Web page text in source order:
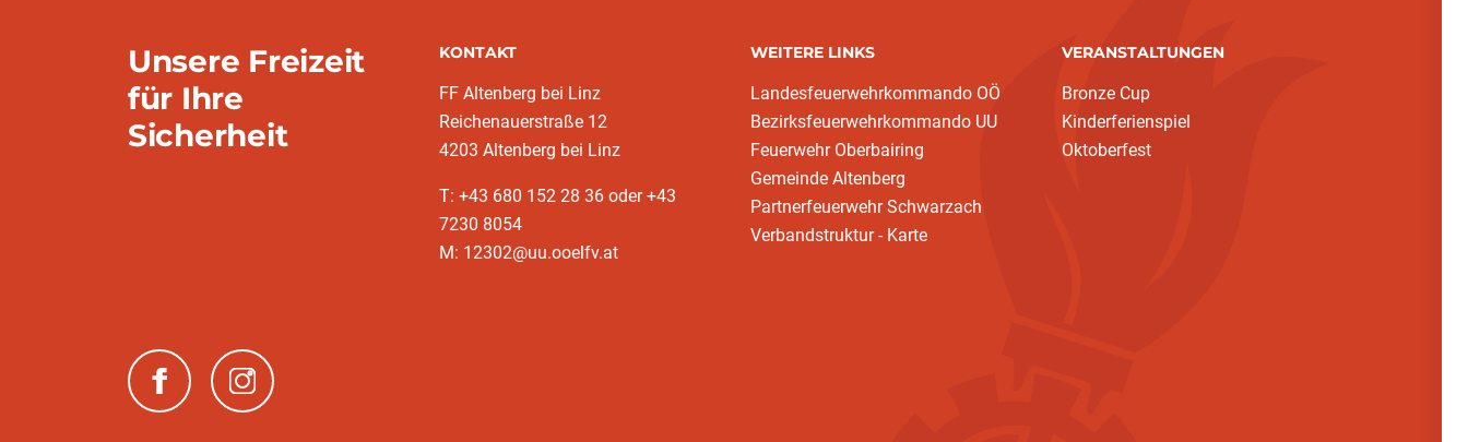
Unsere Freizeit
für Ihre
Sicherheit
KONTAKT
FF Altenberg bei Linz
Reichenauerstraße 12
4203 Altenberg bei Linz
T: +43 680 152 28 36 oder +43
7230 8054
M: 12302@uu.ooelfv.at
WEITERE LINKS
Landesfeuerwehrkommando OÖ
Bezirksfeuerwehrkommando UU
Feuerwehr Oberbairing
Gemeinde Altenberg
Partnerfeuerwehr Schwarzach
Verbandstruktur - Karte
VERANSTALTUNGEN
Bronze Cup
Kinderferienspiel
Oktoberfest
(neues Fenster)(neues Fenster)